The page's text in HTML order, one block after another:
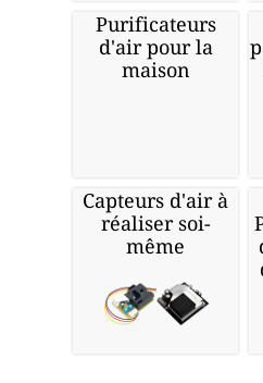
Purificateurs
d'air pour la
maison
Capteurs d'air à
réaliser soi-
même